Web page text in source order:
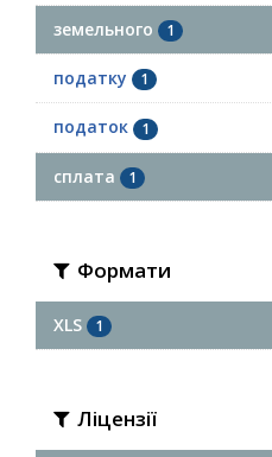
земельного 1
податку 1
податок 1
сплата 1
Формати
XLS 1
Ліцензії